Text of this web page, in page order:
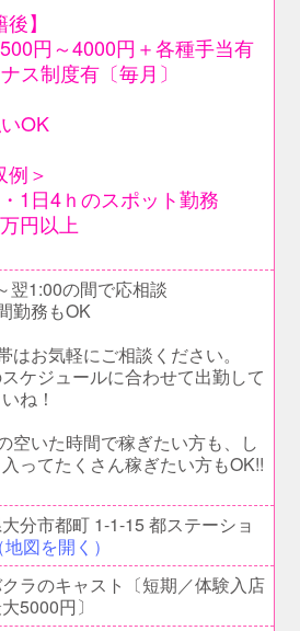
後】
円～4000円＋各種手当有
ス制度有〔毎月〕
OK
例＞
1日4ｈのスポット勤務
円以上
翌1:00の間で応相談
勤務もOK
はお気軽にご相談ください。
ケジュールに合わせて出勤して
ね！
空いた時間で稼ぎたい方も、し
ってたくさん稼ぎたい方もOK!!
分市都町 1-1-15 都ステーショ
（地図を開く）
ラのキャスト〔短期／体験入店
5000円〕